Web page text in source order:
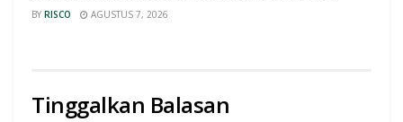
BY RISCO AGUSTUS 7, 2026
Tinggalkan Balasan